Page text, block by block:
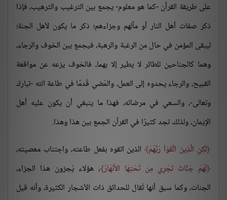
على طريقة القرآن -كما هو معلوم- يجمع بين الترغيب والترهيب، فإذا
ذكر صفات أهل النار أو مآلهم وجزاءهم؛ ذكر ما يكون لأهل الجنة؛
ليبقى المؤمن في حال من الرغبة والرهبة، فيجمع بين الخوف والرجاء،
وهما كالجناحين للطائر لا يطير إلا بهما، فالخوف يزعه عن مواقعة
القبيح، والرجاء يحدوه إلى العمل، والمُضي قُدمًا في طاعة الله -تبارك
وتعالى-، والسعي في مرضاته، فهذا ما ينبغي أن يكون عليه أهل
الإيمان، ولذلك تجد كثيرًا في القرآن الجمع بين هذا وهذا.
لَكِنِ الَّذِينَ اتَّقَوْاْ رَبَّهُمْ الذين اتقوه بفعل طاعته، واجتناب معصيته،
لَهُمْ جَنَّاتٌ تَجْرِي مِن تَحْتِهَا الأَنْهَارُ ، هؤلاء يُجزون هذا الجزاء،
الجنات، وكما سبق أنها تُقال للحدائق ذات الأشجار الكثيرة، وأنه قيل